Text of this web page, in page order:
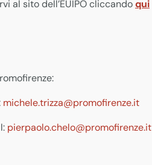
al sito dell’EUIPO cliccandoqui
michele.trizza@promofirenze.it
pierpaolo.chelo@promofirenze.it